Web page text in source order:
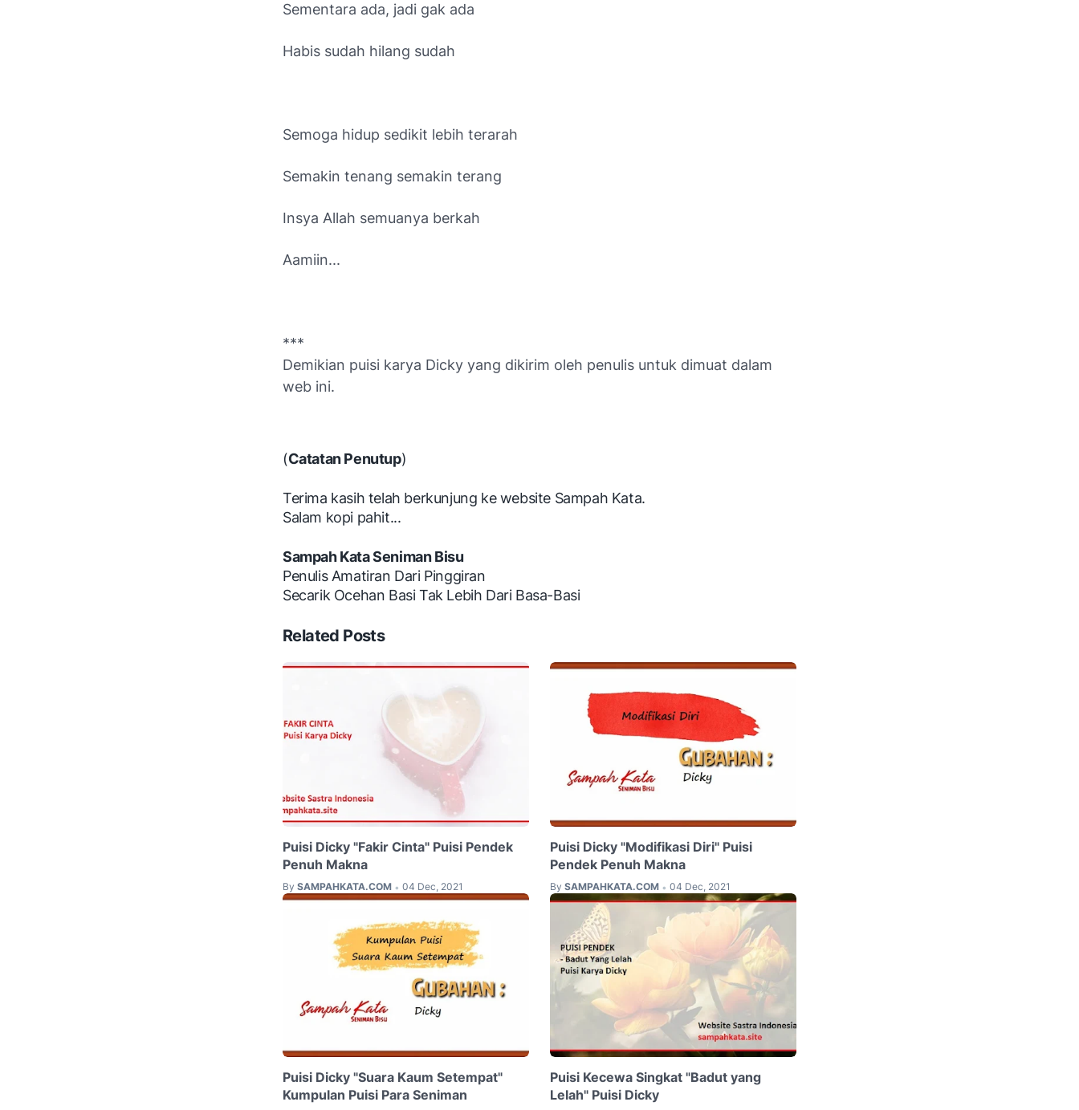
Sementara ada, jadi gak ada
Habis sudah hilang sudah
Semoga hidup sedikit lebih terarah
Semakin tenang semakin terang
Insya Allah semuanya berkah
Aamiin...
***
Demikian puisi karya Dicky yang dikirim oleh penulis untuk dimuat dalam
web ini.
(Catatan Penutup)
Terima kasih telah berkunjung ke website Sampah Kata.
Salam kopi pahit...
Sampah Kata Seniman Bisu
Penulis Amatiran Dari Pinggiran
Secarik Ocehan Basi Tak Lebih Dari Basa-Basi
Related Posts
Puisi Dicky "Fakir Cinta" Puisi Pendek
Penuh Makna
By SAMPAHKATA.COM • 04 Dec, 2021
Puisi Dicky "Modifikasi Diri" Puisi
Pendek Penuh Makna
By SAMPAHKATA.COM • 04 Dec, 2021
Puisi Dicky "Suara Kaum Setempat"
Kumpulan Puisi Para Seniman
Puisi Kecewa Singkat "Badut yang
Lelah" Puisi Dicky